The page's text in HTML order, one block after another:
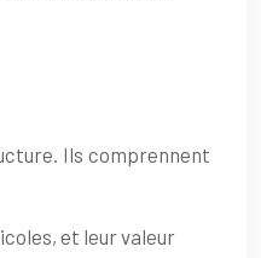
Ils comprennent
et leur valeur